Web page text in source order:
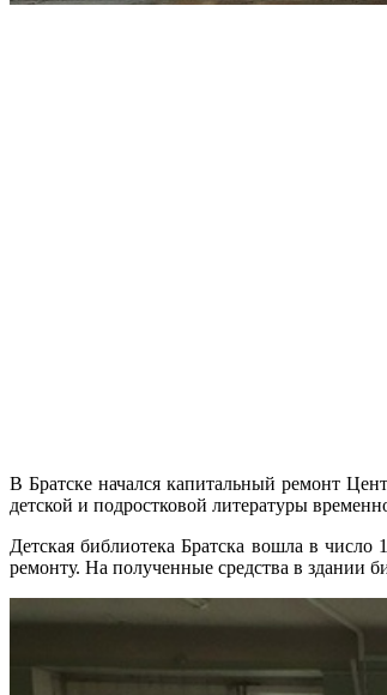
В Братске начался капитальный ремонт
детской и подростковой литературы
Детская библиотека Братска вошла в
ремонту. На полученные средства в здании